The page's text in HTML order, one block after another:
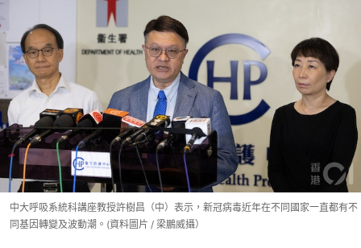
中大呼吸系統科講座教授許樹昌（中）表示，新冠病毒近年在不同國家一直都有不
同基因轉變及波動潮。(資料圖片 / 梁鵬威攝）